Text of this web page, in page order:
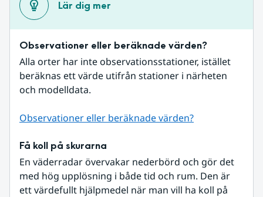
Lär dig mer
Observationer eller beräknade värden?
Alla orter har inte observationsstationer, istället
beräknas ett värde utifrån stationer i närheten
och modelldata.
Observationer eller beräknade värden?
Få koll på skurarna
En väderradar övervakar nederbörd och gör det
med hög upplösning i både tid och rum. Den är
ett värdefullt hjälpmedel när man vill ha koll på